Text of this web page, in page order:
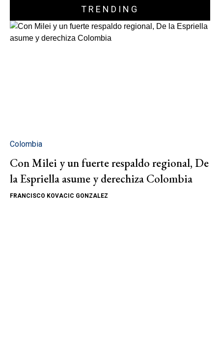
TRENDING
Colombia
Con Milei y un fuerte respaldo regional, De
la Espriella asume y derechiza Colombia
FRANCISCO KOVACIC GONZALEZ